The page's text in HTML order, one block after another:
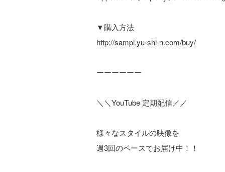
▼購入方法
http://sampi.yu-shi-n.com/buy/
ーーーーーー
＼＼YouTube 定期配信／／
様々なスタイルの映像を
週3回のペースでお届け中！！